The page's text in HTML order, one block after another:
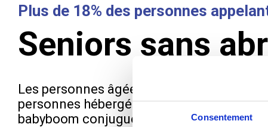
Consentement
Plus de 18% des personnes
Seniors sans
Les personnes âgées de plus de 60 ans
personnes hébergées dans les centres
babyboom conjuguée à la précarisation